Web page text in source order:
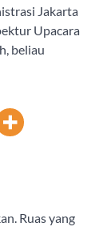
Jakarta
Upacara
beliau
Ruas yang